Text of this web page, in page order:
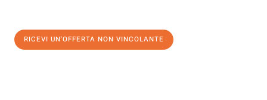
RICEVI UN'OFFERTA NON VINCOLANTE